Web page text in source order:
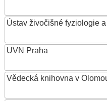
Ústav živočišné fyziologie
UVN Praha
Vědecká knihovna v